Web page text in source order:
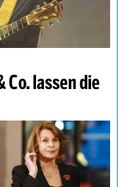
Co. lassen die